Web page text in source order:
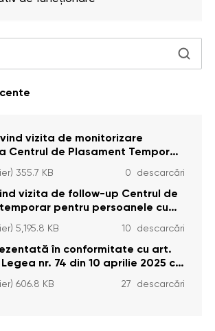
vizita de monitorizare
Centrul de Plasament Temporar
cu Dizabilități (Adulte) din s.
din data de 25 mai 2026
355.7 KB 0 descarcări
vizita de follow-up Centrul de
pentru persoanele cu
Bădiceni, Soroca (11 iunie
5,195.8 KB 10 descarcări
în conformitate cu art.
nr. 74 din 10 aprilie 2025 cu
Constituțională şi art. 26 din
la Avocatul Poporului
606.8 KB 27 descarcări